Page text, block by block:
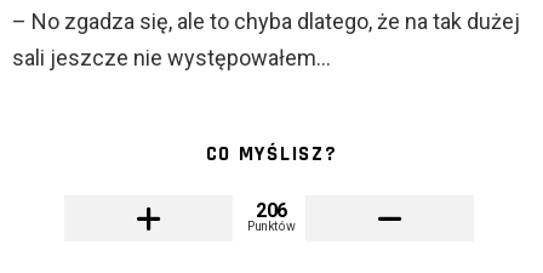
– No zgadza się, ale to chyba dlatego, że na tak dużej
sali jeszcze nie występowałem…
CO MYŚLISZ?
206
Punktów